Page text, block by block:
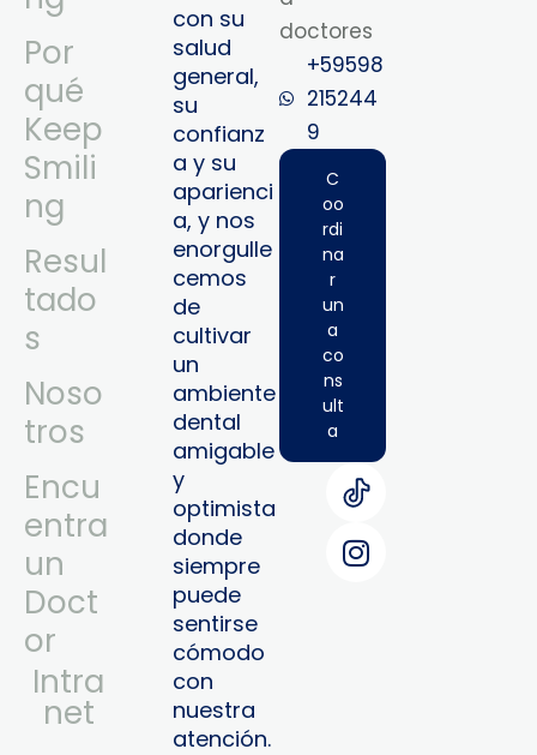
Por
qué
Keep
Smili
ng
Resul
tado
s
Noso
tros
Encu
entra
un
Doct
or
Intra
Net
con su
salud
general,
su
confianz
a y su
aparienci
a, y nos
enorgulle
cemos
de
cultivar
un
ambiente
dental
amigable
y
optimista
donde
siempre
puede
sentirse
cómodo
con
nuestra
atención.
doctores
+59598
215244
9‬
C
oo
rdi
na
r
un
a
co
ns
ult
a